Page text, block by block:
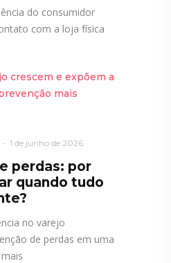
do consumidor
com a loja física
1 de junho de 2026
perdas: por
quando tudo
no varejo
de perdas em uma